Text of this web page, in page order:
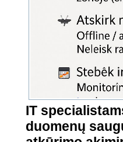
IT
duomenų